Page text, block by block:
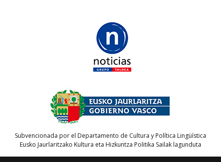
Subvencionada por el Departamento de Cultura y Política Lingüística
Eusko Jaurlaritzako Kultura eta Hizkuntza Politika Sailak lagunduta